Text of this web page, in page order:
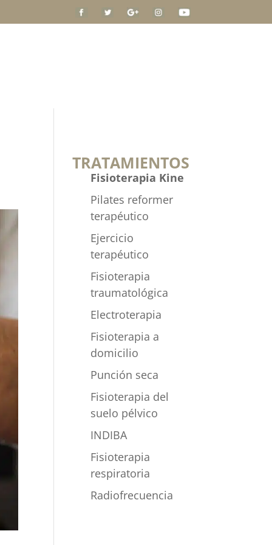
TRATAMIENTOS
Fisioterapia Kine
Pilates reformer
terapéutico
Ejercicio
terapéutico
Fisioterapia
traumatológica
Electroterapia
Fisioterapia a
domicilio
Punción seca
Fisioterapia del
suelo pélvico
INDIBA
Fisioterapia
respiratoria
Radiofrecuencia